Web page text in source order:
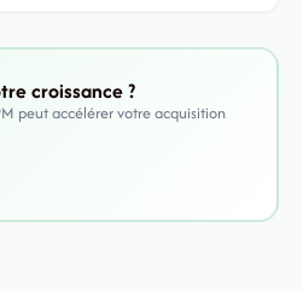
croissance ?
peut accélérer votre acquisition